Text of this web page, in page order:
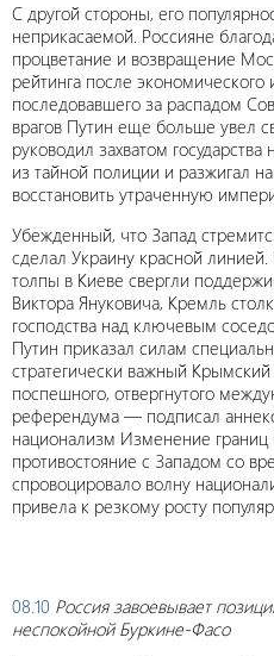
С другой стороны, его
неприкасаемой. Россияне
процветание и возвращение
рейтинга после экономического
последовавшего за распадом
врагов Путин еще больше увел
руководил захватом
из тайной полиции и разжигал
восстановить утраченную
Убежденный, что Запад
сделал Украину красной
толпы в Киеве свергли
Виктора Януковича, Кремль
господства над ключевым
Путин приказал силам
стратегически важный
поспешного, отвергнутого
референдума — подписал
национализм Изменение границ
противостояние с Западом со
спровоцировало волну
привела к резкому росту
08.10 Россия завоевывает
неспокойной Буркине-Фасо